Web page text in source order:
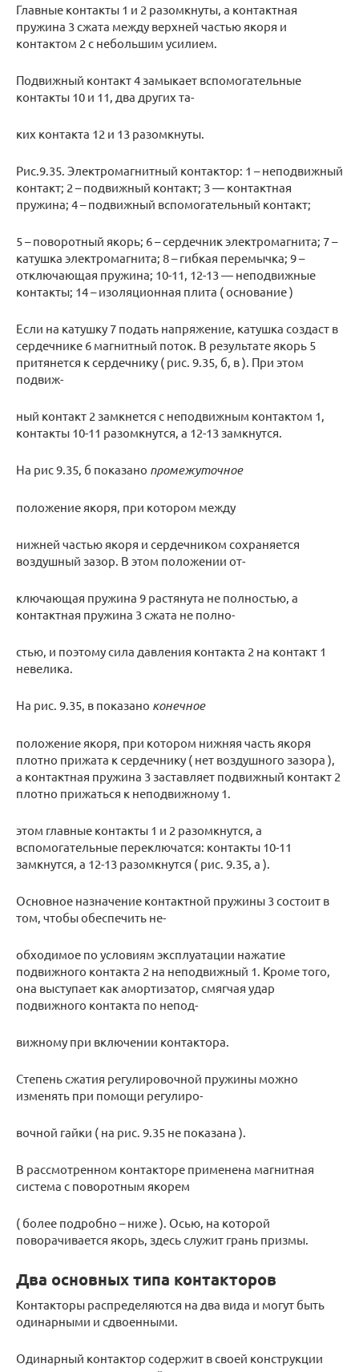
Главные контакты 1 и 2 разомкнуты, а контактная
пружина 3 сжата между верхней частью якоря и
контактом 2 с небольшим усилием.
Подвижный контакт 4 замыкает вспомогательные
контакты 10 и 11, два других та-
ких контакта 12 и 13 разомкнуты.
Рис.9.35. Электромагнитный контактор: 1 – неподвижный
контакт; 2 – подвижный контакт; 3 — контактная
пружина; 4 – подвижный вспомогательный контакт;
5 – поворотный якорь; 6 – сердечник электромагнита; 7 –
катушка электромагнита; 8 – гибкая перемычка; 9 –
отключающая пружина; 10-11, 12-13 — неподвижные
контакты; 14 – изоляционная плита ( основание )
Если на катушку 7 подать напряжение, катушка создаст в
сердечнике 6 магнитный поток. В результате якорь 5
притянется к сердечнику ( рис. 9.35, б, в ). При этом
подвиж-
ный контакт 2 замкнется с неподвижным контактом 1,
контакты 10-11 разомкнутся, а 12-13 замкнутся.
На рис 9.35, б показано промежуточное
положение якоря, при котором между
нижней частью якоря и сердечником сохраняется
воздушный зазор. В этом положении от-
ключающая пружина 9 растянута не полностью, а
контактная пружина 3 сжата не полно-
стью, и поэтому сила давления контакта 2 на контакт 1
невелика.
На рис. 9.35, в показано конечное
положение якоря, при котором нижняя часть якоря
плотно прижата к сердечнику ( нет воздушного зазора ),
а контактная пружина 3 заставляет подвижный контакт 2
плотно прижаться к неподвижному 1.
этом главные контакты 1 и 2 разомкнутся, а
вспомогательные переключатся: контакты 10-11
замкнутся, а 12-13 разомкнутся ( рис. 9.35, а ).
Основное назначение контактной пружины 3 состоит в
том, чтобы обеспечить не-
обходимое по условиям эксплуатации нажатие
подвижного контакта 2 на неподвижный 1. Кроме того,
она выступает как амортизатор, смягчая удар
подвижного контакта по непод-
вижному при включении контактора.
Степень сжатия регулировочной пружины можно
изменять при помощи регулиро-
вочной гайки ( на рис. 9.35 не показана ).
В рассмотренном контакторе применена магнитная
система с поворотным якорем
( более подробно – ниже ). Осью, на которой
поворачивается якорь, здесь служит грань призмы.
Два основных типа контакторов
Контакторы распределяются на два вида и могут быть
одинарными и сдвоенными.
Одинарный контактор содержит в своей конструкции